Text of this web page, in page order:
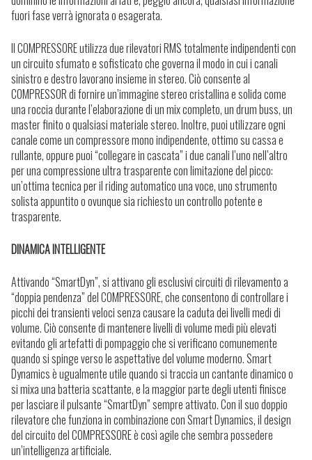
fuori fase verrà ignorata o esagerata.
Il COMPRESSORE utilizza due rilevatori RMS totalmente indipendenti con
un circuito sfumato e sofisticato che governa il modo in cui i canali
sinistro e destro lavorano insieme in stereo. Ciò consente al
COMPRESSOR di fornire un’immagine stereo cristallina e solida come
una roccia durante l’elaborazione di un mix completo, un drum buss, un
master finito o qualsiasi materiale stereo. Inoltre, puoi utilizzare ogni
canale come un compressore mono indipendente, ottimo su cassa e
rullante, oppure puoi “collegare in cascata” i due canali l’uno nell’altro
per una compressione ultra trasparente con limitazione del picco:
un’ottima tecnica per il riding automatico una voce, uno strumento
solista appuntito o ovunque sia richiesto un controllo potente e
trasparente.
DINAMICA INTELLIGENTE
Attivando “SmartDyn”, si attivano gli esclusivi circuiti di rilevamento a
“doppia pendenza” del COMPRESSORE, che consentono di controllare i
picchi dei transienti veloci senza causare la caduta dei livelli medi di
volume. Ciò consente di mantenere livelli di volume medi più elevati
evitando gli artefatti di pompaggio che si verificano comunemente
quando si spinge verso le aspettative del volume moderno. Smart
Dynamics è ugualmente utile quando si traccia un cantante dinamico o
si mixa una batteria scattante, e la maggior parte degli utenti finisce
per lasciare il pulsante “SmartDyn” sempre attivato. Con il suo doppio
rilevatore che funziona in combinazione con Smart Dynamics, il design
del circuito del COMPRESSORE è così agile che sembra possedere
un’intelligenza artificiale.